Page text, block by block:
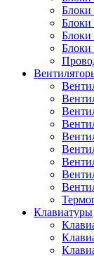
Блоки
Блоки
Блоки
Блоки
Клавиатуры